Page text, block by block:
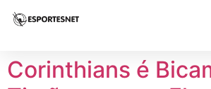
Corinthians é